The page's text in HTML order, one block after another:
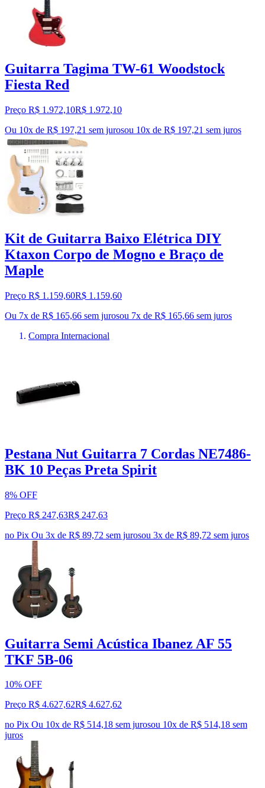
Guitarra Tagima TW-61 Woodstock
Fiesta Red
Preço R$ 1.972,10R$ 1.972,10
Ou 10x de R$ 197,21 sem jurosou 10x de R$ 197,21 sem juros
Kit de Guitarra Baixo Elétrica DIY
Ktaxon Corpo de Mogno e Braço de
Maple
Preço R$ 1.159,60R$ 1.159,60
Ou 7x de R$ 165,66 sem jurosou 7x de R$ 165,66 sem juros
Compra Internacional
Pestana Nut Guitarra 7 Cordas NE7486-
BK 10 Peças Preta Spirit
8% OFF
Preço R$ 247,63R$ 247,63
no Pix Ou 3x de R$ 89,72 sem jurosou 3x de R$ 89,72 sem juros
Guitarra Semi Acústica Ibanez AF 55
TKF 5B-06
10% OFF
Preço R$ 4.627,62R$ 4.627,62
no Pix Ou 10x de R$ 514,18 sem jurosou 10x de R$ 514,18 sem
juros